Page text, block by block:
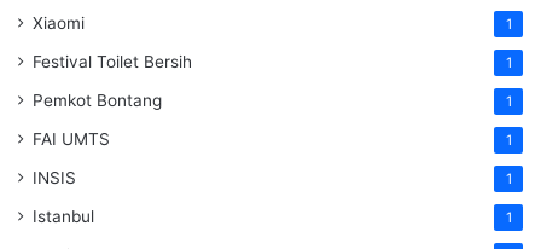
Xiaomi 1
Festival Toilet Bersih 1
Pemkot Bontang 1
FAI UMTS 1
INSIS 1
Istanbul 1